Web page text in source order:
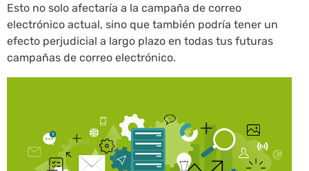
Esto no solo afectaría a la campaña de correo
electrónico actual, sino que también podría tener un
efecto perjudicial a largo plazo en todas tus futuras
campañas de correo electrónico.